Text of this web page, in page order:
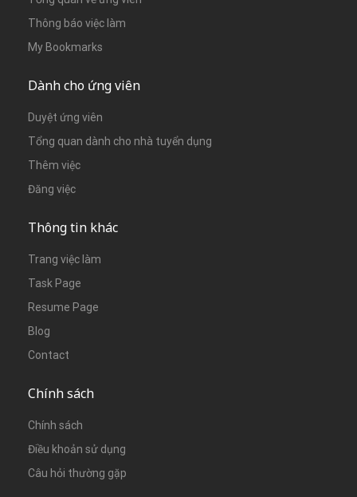
Thông báo việc làm
My Bookmarks
Dành cho ứng viên
Duyệt ứng viên
Tổng quan dành cho nhà tuyển dụng
Thêm việc
Đăng việc
Thông tin khác
Trang việc làm
Task Page
Resume Page
Blog
Contact
Chính sách
Chính sách
Điều khoản sử dụng
Câu hỏi thường gặp